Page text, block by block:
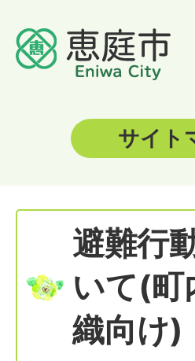
サイト
避難行
いて(町
織向け)